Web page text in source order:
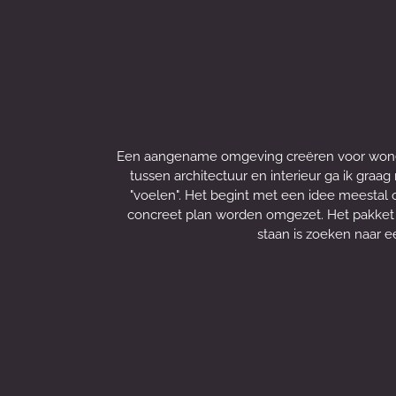
Een aangename omgeving creëren voor
tussen architectuur en interieur ga ik
"voelen". Het begint met een idee
concreet plan worden omgezet. Het
staan is zoeken naar